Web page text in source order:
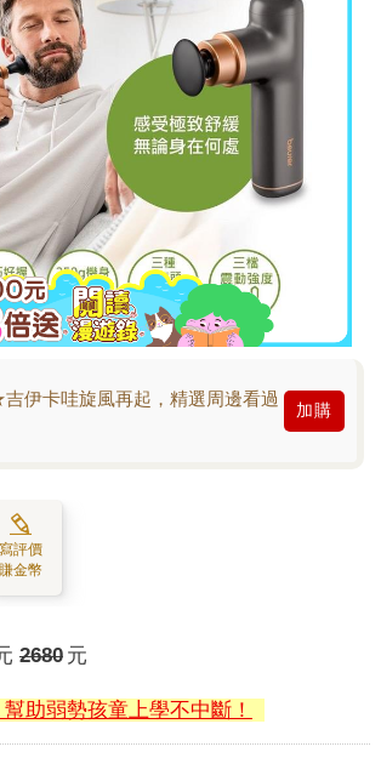
伊卡哇旋風再起，精選周邊看過
加購
寫評價
賺金幣
2680 元
助弱勢孩童上學不中斷！